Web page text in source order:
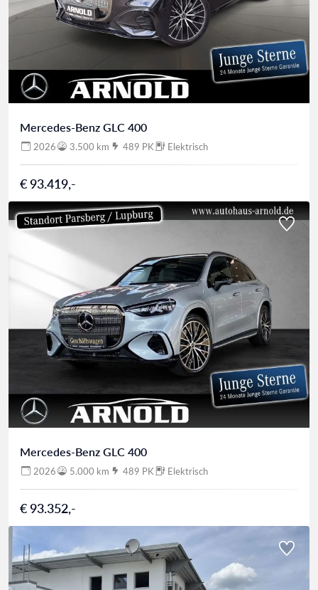
Mercedes-Benz GLC 400
2026 3.500 km 489 PK Elektrisch
€ 93.419,-
Mercedes-Benz GLC 400
2026 5.000 km 489 PK Elektrisch
€ 93.352,-